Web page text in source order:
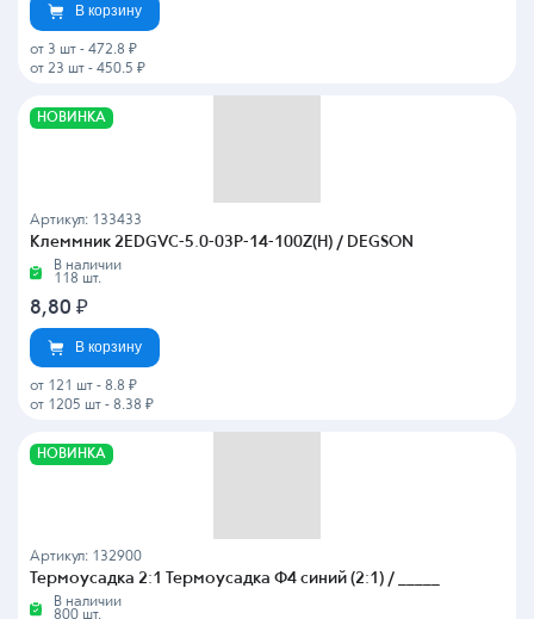
В корзину
от 3 шт - 472.8 ₽
от 23 шт - 450.5 ₽
НОВИНКА
Артикул: 133433
Клеммник 2EDGVC-5.0-03P-14-100Z(H) / DEGSON
В наличии
118 шт.
8,80 ₽
В корзину
от 121 шт - 8.8 ₽
от 1205 шт - 8.38 ₽
НОВИНКА
Артикул: 132900
Термоусадка 2:1 Термоусадка Ф4 синий (2:1) / _____
В наличии
800 шт.